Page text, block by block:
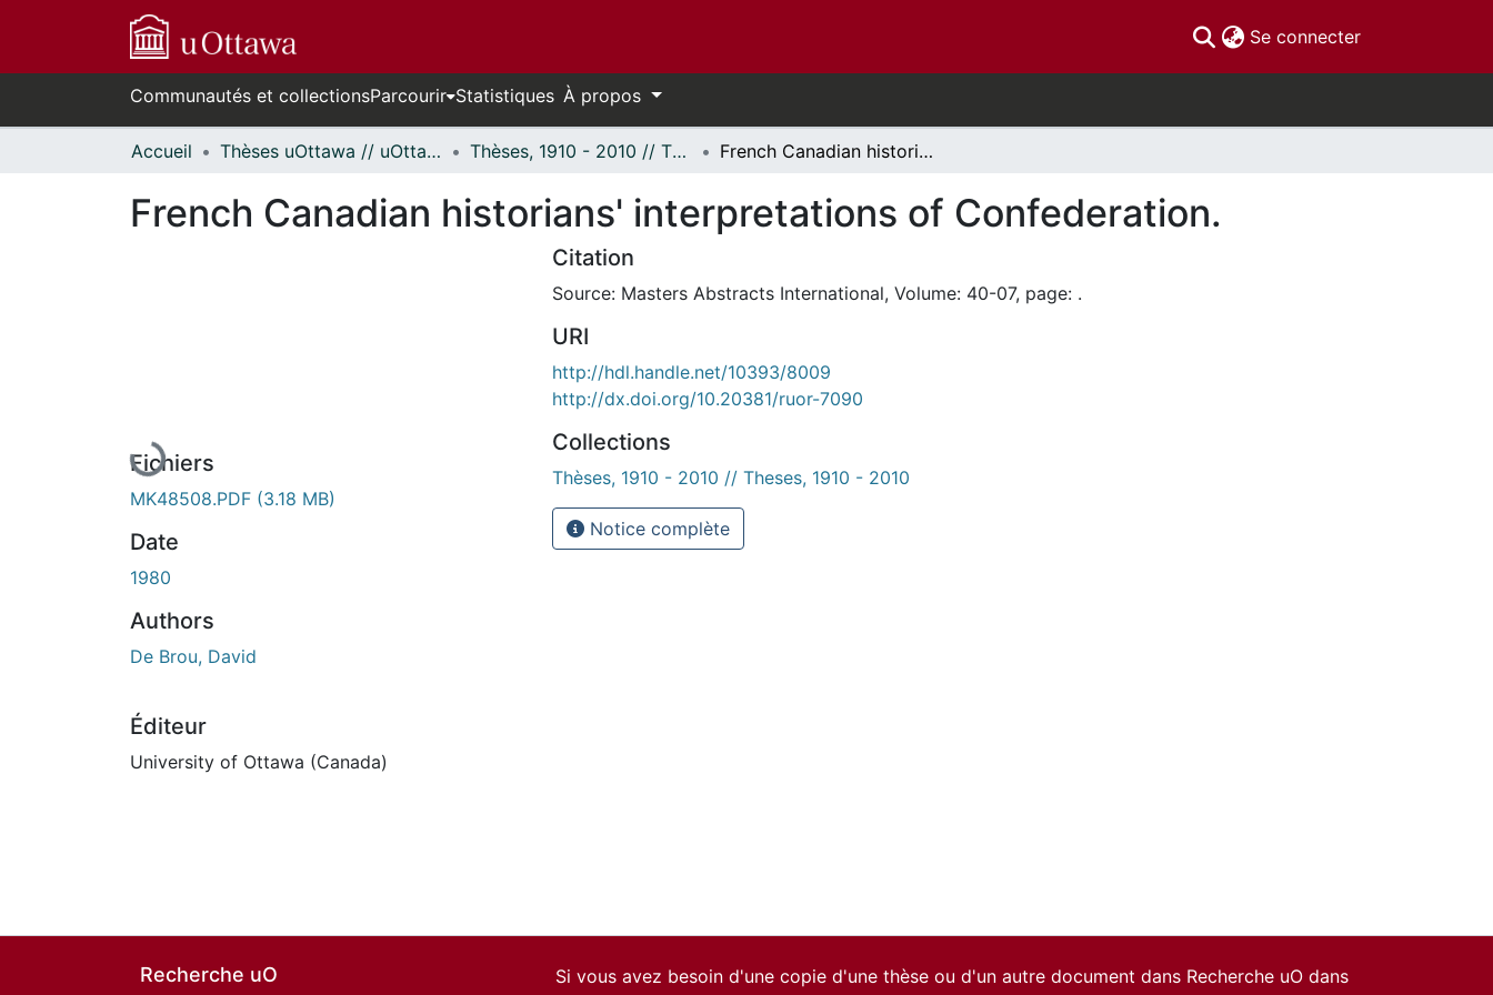
Se connecter(current)
Communautés et collectionsParcourir Statistiques À propos
Accueil Thèses uOttawa // uOttawa Theses Thèses, 1910 - 2010 // Theses, 1910 - 2010 French Canadian historians' interpretations of Confederation.
French Canadian historians' interpretations of Confederation.
En cours de chargement...
Fichiers
MK48508.PDF (3.18 MB)
Date
1980
Authors
De Brou, David
Éditeur
University of Ottawa (Canada)
Citation
Source: Masters Abstracts International, Volume: 40-07, page: .
URI
http://hdl.handle.net/10393/8009
http://dx.doi.org/10.20381/ruor-7090
Collections
Thèses, 1910 - 2010 // Theses, 1910 - 2010
Notice complète
Recherche uO
Si vous avez besoin d'une copie d'une thèse ou d'un autre document dans Recherche uO dans